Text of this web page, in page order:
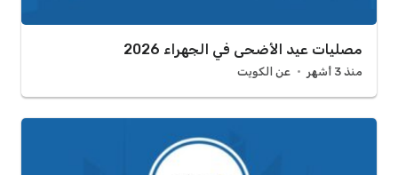
مصليات عيد الأضحى في الجهراء 2026
منذ 3 أشهر عن الكويت